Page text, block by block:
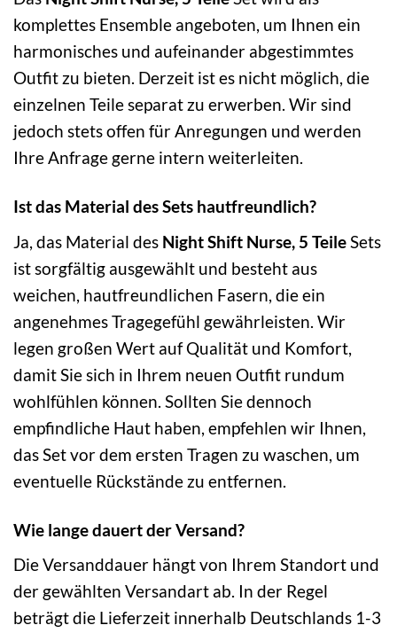
komplettes Ensemble angeboten, um Ihnen ein
harmonisches und aufeinander abgestimmtes
Outfit zu bieten. Derzeit ist es nicht möglich, die
einzelnen Teile separat zu erwerben. Wir sind
jedoch stets offen für Anregungen und werden
Ihre Anfrage gerne intern weiterleiten.
Ist das Material des Sets hautfreundlich?
Ja, das Material des Night Shift Nurse, 5 TeileSets
ist sorgfältig ausgewählt und besteht aus
weichen, hautfreundlichen Fasern, die ein
angenehmes Tragegefühl gewährleisten. Wir
legen großen Wert auf Qualität und Komfort,
damit Sie sich in Ihrem neuen Outfit rundum
wohlfühlen können. Sollten Sie dennoch
empfindliche Haut haben, empfehlen wir Ihnen,
das Set vor dem ersten Tragen zu waschen, um
eventuelle Rückstände zu entfernen.
Wie lange dauert der Versand?
Die Versanddauer hängt von Ihrem Standort und
der gewählten Versandart ab. In der Regel
beträgt die Lieferzeit innerhalb Deutschlands 1-3